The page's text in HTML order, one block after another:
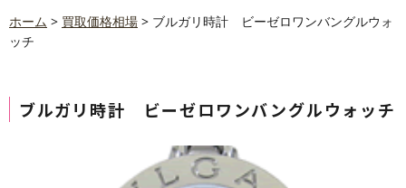
ホーム > 買取価格相場 > ブルガリ時計 ビーゼロワンバングルウォ
ッチ
ブルガリ時計 ビーゼロワンバングルウォッチ